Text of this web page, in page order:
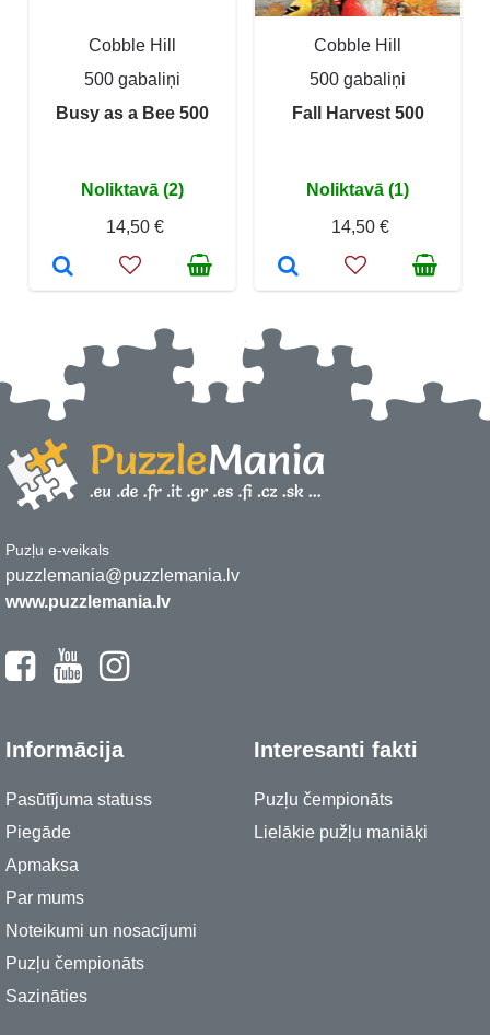
Cobble Hill
500 gabaliņi
Busy as a Bee 500
Noliktavā (2)
14,50 €
Cobble Hill
500 gabaliņi
Fall Harvest 500
Noliktavā (1)
14,50 €
Puzļu e-veikals
puzzlemania@puzzlemania.lv
www.puzzlemania.lv
Informācija
Pasūtījuma statuss
Piegāde
Apmaksa
Par mums
Noteikumi un nosacījumi
Puzļu čempionāts
Sazināties
Interesanti fakti
Puzļu čempionāts
Lielākie pužļu maniāķi